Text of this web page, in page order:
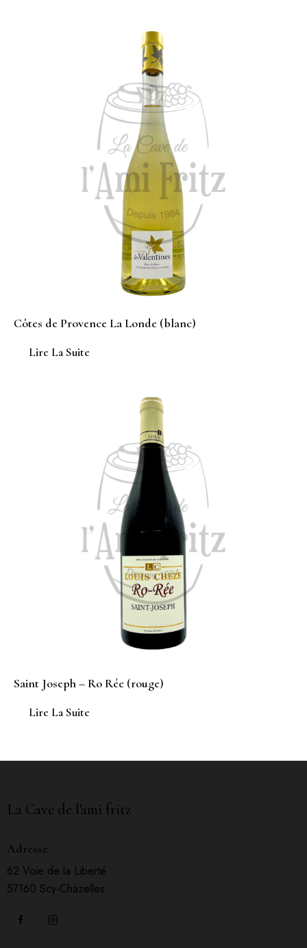
Côtes de Provence La Londe (blanc)
Lire La Suite
Saint Joseph – Ro Rée (rouge)
Lire La Suite
La Cave de l'ami fritz
Adresse
62 Voie de la Liberté
57160 Scy-Chazelles